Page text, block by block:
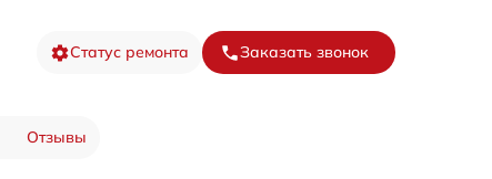
Статус ремонта Заказать звонок
Отзывы